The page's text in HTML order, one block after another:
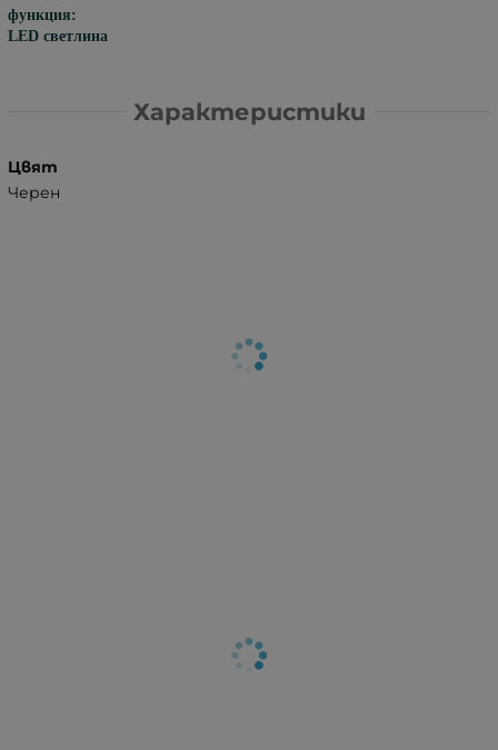
функция:
LED светлина
Характеристики
Цвят
Черен